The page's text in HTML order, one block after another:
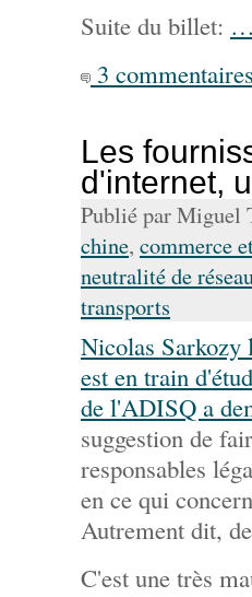
Suite du billet:
3 commentaires
Les
d'internet,
Publié par Miguel
chine, commerce
neutralité de
transports
Nicolas Sarkozy
est en train
de l'ADISQ a
suggestion de
responsables
en ce qui
Autrement dit,
C'est une très